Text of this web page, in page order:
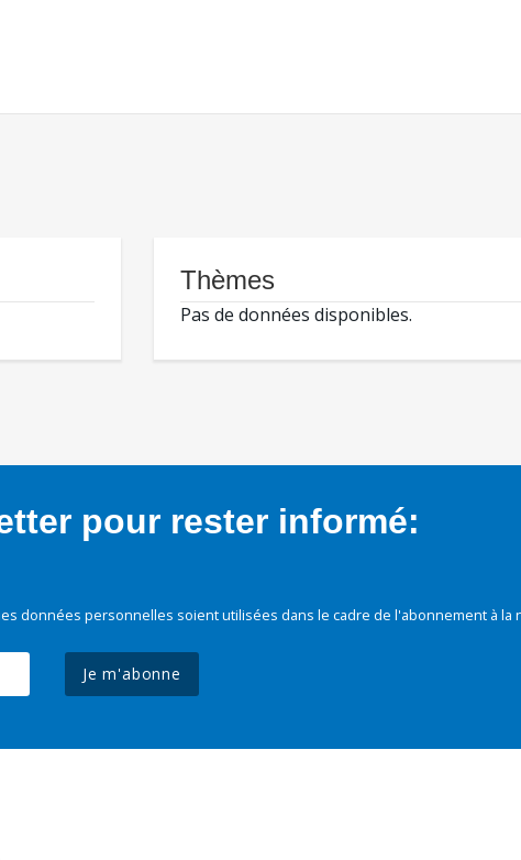
Thèmes
Pas de données disponibles.
pour rester informé:
données personnelles soient utilisées dans le cadre de l'abonnement à la
Je m'abonne